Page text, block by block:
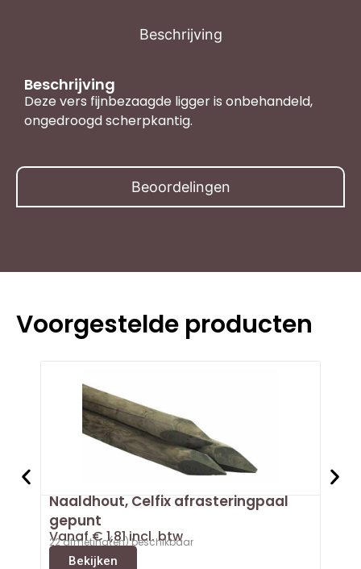
Beschrijving
Beoordelingen
Beschrijving
Deze vers fijnbezaagde ligger is onbehandeld,
ongedroogd scherpkantig.
Voorgestelde producten
Naaldhout, Celfix afrasteringpaal
gepunt
Vanaf€1,81incl. btw
22 afmeting(en) beschikbaar
Bekijken